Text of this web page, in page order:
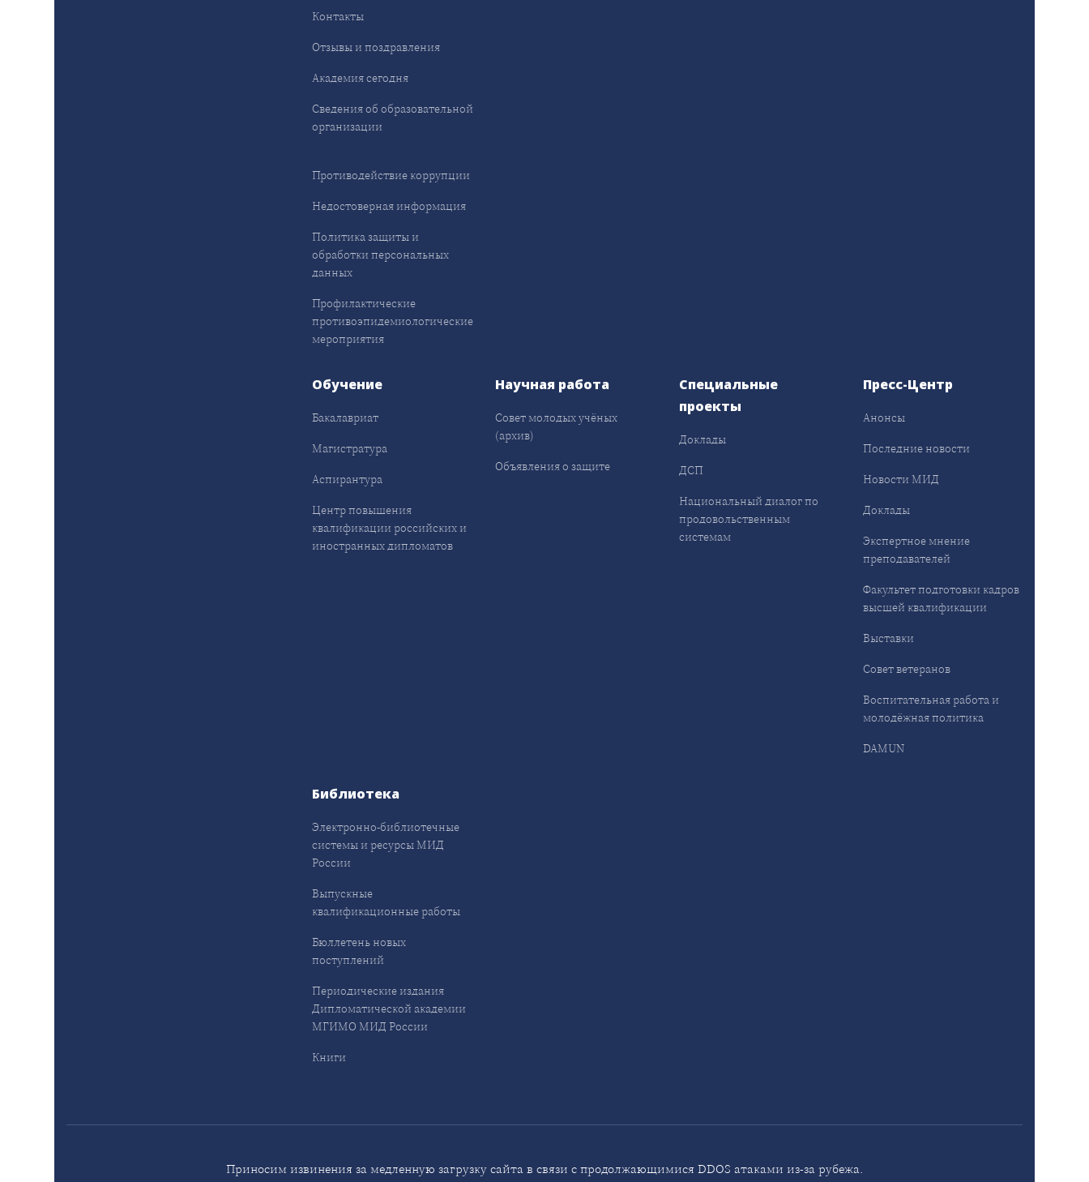
Контакты
Отзывы и поздравления
Академия сегодня
Сведения об образовательной
организации
Противодействие коррупции
Недостоверная информация
Политика защиты и
обработки персональных
данных
Профилактические
противоэпидемиологические
мероприятия
Обучение
Бакалавриат
Магистратура
Аспирантура
Центр повышения
квалификации российских и
иностранных дипломатов
Научная работа
Совет молодых учёных
(архив)
Объявления о защите
Специальные
проекты
Доклады
ДСП
Национальный диалог по
продовольственным
системам
Пресс-Центр
Анонсы
Последние новости
Новости МИД
Доклады
Экспертное мнение
преподавателей
Факультет подготовки кадров
высшей квалификации
Выставки
Совет ветеранов
Воспитательная работа и
молодёжная политика
DAMUN
Библиотека
Электронно-библиотечные
системы и ресурсы МИД
России
Выпускные
квалификационные работы
Бюллетень новых
поступлений
Периодические издания
Дипломатической академии
МГИМО МИД России
Книги
Приносим извинения за медленную загрузку сайта в связи с продолжающимися DDOS атаками из-за рубежа.